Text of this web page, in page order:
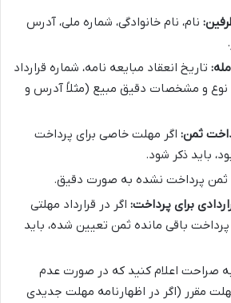
نام، نام خانوادگی، شماره ملی، آدرس
تاریخ انعقاد مبایعه نامه، شماره قرارداد
و مشخصات دقیق مبیع (مثلاً آدرس و
ثمن: اگر مهلت خاصی برای پرداخت
باید ذکر شود.
ثمن پرداخت نشده به صورت دقیق.
برای پرداخت: اگر در قرارداد مهلتی
باقی مانده ثمن تعیین شده، باید
صراحت اعلام کنید که در صورت عدم
مقرر (اگر در اظهارنامه مهلت جدیدی